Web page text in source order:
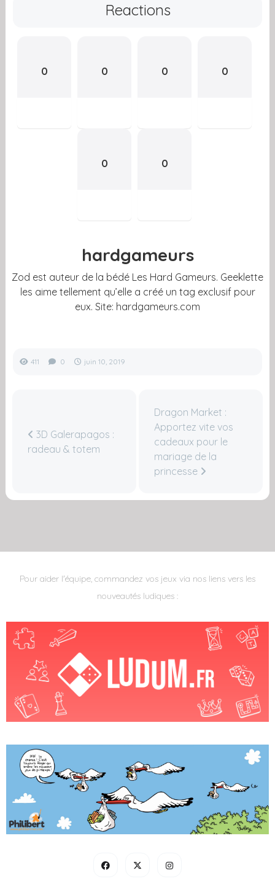
Reactions
0 0 0 0
0 0
hardgameurs
Zod est auteur de la bédé Les Hard Gameurs. Geeklette
les aime tellement qu’elle a créé un tag exclusif pour
eux. Site: hardgameurs.com
411 0 juin 10, 2019
3D Galerapagos :
radeau & totem
Dragon Market :
Apportez vite vos
cadeaux pour le
mariage de la
princesse
Pour aider l'équipe, commandez vos jeux via nos liens vers les
nouveautés ludiques :